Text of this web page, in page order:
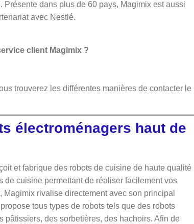
dans plus de 60 pays, Magimix est aussi
avec Nestlé.
client Magimix ?
trouverez les différentes manières de contacter le
électroménagers haut de
et fabrique des robots de cuisine de haute qualité
cuisine permettant de réaliser facilement vos
rivalise directement avec son principal
tous types de robots tels que des robots
des sorbetières, des hachoirs. Afin de